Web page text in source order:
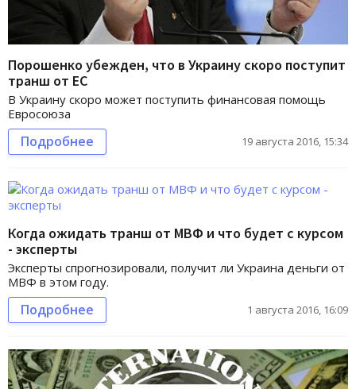
Порошенко убежден, что в Украину скоро поступит
транш от ЕС
В Украину скоро может поступить финансовая помощь
Евросоюза
Подробнее 19 августа 2016, 15:34
Когда ожидать транш от МВФ и что будет с курсом
- эксперты
Эксперты спрогнозировали, получит ли Украина деньги от
МВФ в этом году.
Подробнее 1 августа 2016, 16:09